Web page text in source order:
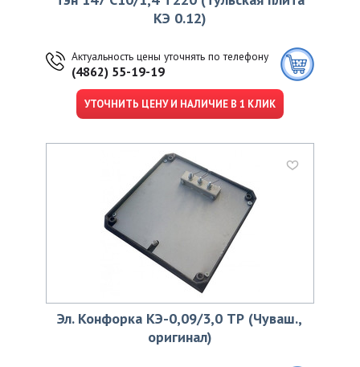
КЭ 0.12)
Актуальность цены уточнять по телефону
(4862) 55-19-19
УТОЧНИТЬ ЦЕНУ И НАЛИЧИЕ В 1 КЛИК
Эл. Конфорка КЭ-0,09/3,0 ТР (Чуваш.,
оригинал)